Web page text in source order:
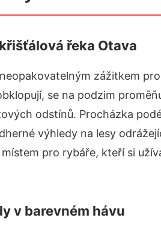
řeka Otava
zážitkem
se na podzim
odstínů. Procházka
výhledy na lesy
pro rybáře, kteří si
v barevném hávu